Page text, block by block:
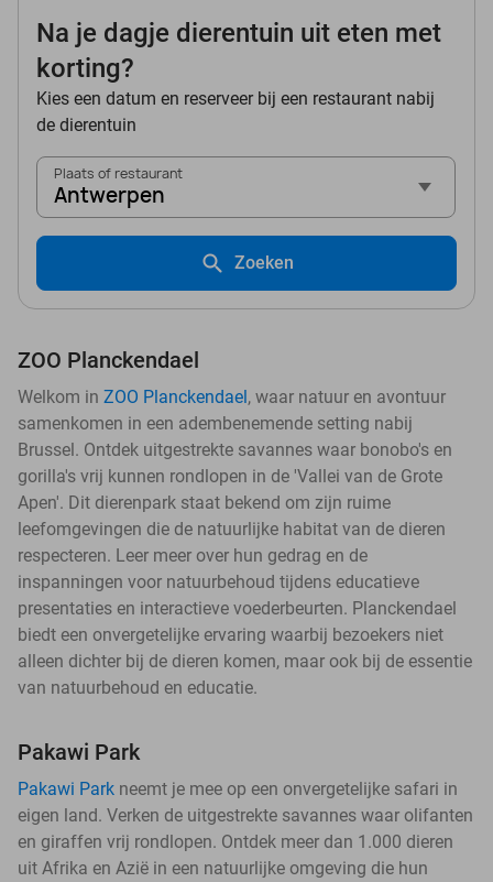
Na je dagje dierentuin uit eten met
korting?
Kies een datum en reserveer bij een restaurant nabij
de dierentuin
Plaats of restaurant
Antwerpen
Zoeken
ZOO Planckendael
Welkom in ZOO Planckendael, waar natuur en avontuur
samenkomen in een adembenemende setting nabij
Brussel. Ontdek uitgestrekte savannes waar bonobo's en
gorilla's vrij kunnen rondlopen in de 'Vallei van de Grote
Apen'. Dit dierenpark staat bekend om zijn ruime
leefomgevingen die de natuurlijke habitat van de dieren
respecteren. Leer meer over hun gedrag en de
inspanningen voor natuurbehoud tijdens educatieve
presentaties en interactieve voederbeurten. Planckendael
biedt een onvergetelijke ervaring waarbij bezoekers niet
alleen dichter bij de dieren komen, maar ook bij de essentie
van natuurbehoud en educatie.
Pakawi Park
Pakawi Park neemt je mee op een onvergetelijke safari in
eigen land. Verken de uitgestrekte savannes waar olifanten
en giraffen vrij rondlopen. Ontdek meer dan 1.000 dieren
uit Afrika en Azië in een natuurlijke omgeving die hun